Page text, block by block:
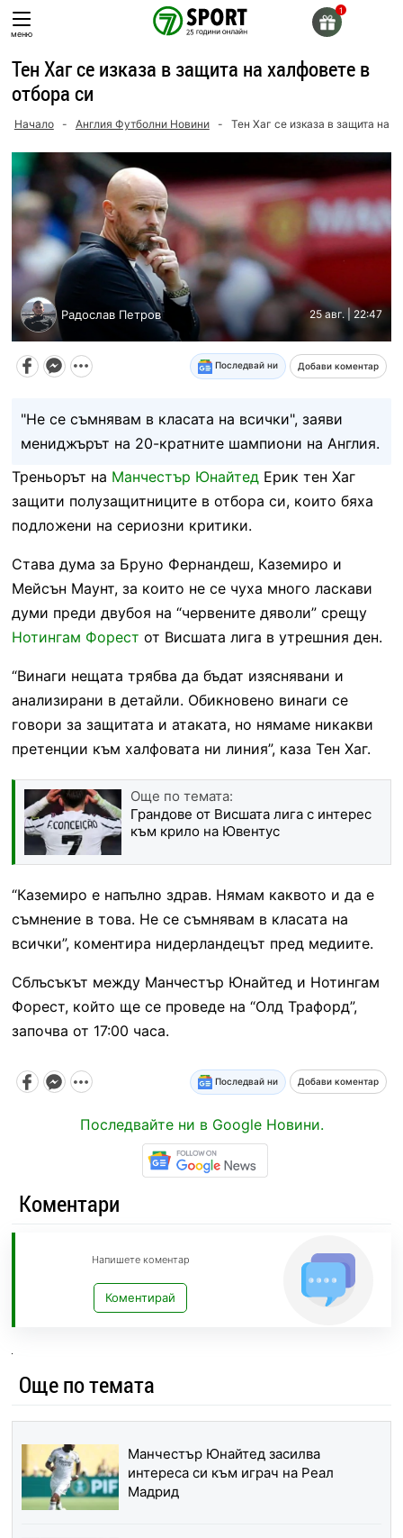
Skip
toменю
Тен Хаг се изказа в защита на халфовете в
отбора си
Начало - Англия Футболни Новини - Тен Хаг се изказа в защита на
Радослав Петров 25 авг. | 22:47
Последвай ни Добави коментар
"Не се съмнявам в класата на всички", заяви
мениджърът на 20-кратните шампиони на Англия.
Треньорът на Манчестър ЮнайтедЕрик тен Хаг
защити полузащитниците в отбора си, които бяха
подложени на сериозни критики.
Става дума за Бруно Фернандеш, Каземиро и
Мейсън Маунт, за които не се чуха много ласкави
думи преди двубоя на “червените дяволи” срещу
Нотингам Форест от Висшата лига в утрешния ден.
“Винаги нещата трябва да бъдат изяснявани и
анализирани в детайли. Обикновено винаги се
говори за защитата и атаката, но нямаме никакви
претенции към халфовата ни линия”, каза Тен Хаг.
Още по темата:
Грандове от Висшата лига с интерес
към крило на Ювентус
“Каземиро е напълно здрав. Нямам каквото и да е
съмнение в това. Не се съмнявам в класата на
всички”, коментира нидерландецът пред медиите.
Сблъсъкът между Манчестър Юнайтед и Нотингам
Форест, който ще се проведе на “Олд Трафорд”,
започва от 17:00 часа.
Последвай ни Добави коментар
Последвайте ни в Google Новини.
Коментари
Напишете коментар
Коментирай
Още по темата
Манчестър Юнайтед засилва
интереса си към играч на Реал
Мадрид